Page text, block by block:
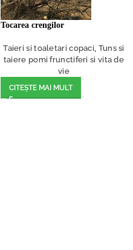
Tocarea crengilor
Taieri si toaletari copaci, Tuns si
taiere pomi frunctiferi si vita de
vie
CITEȘTE MAI MULT